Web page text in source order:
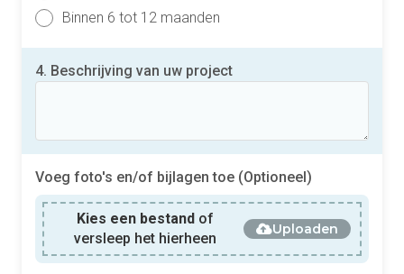
Binnen 6 tot 12 maanden
4. Beschrijving van uw project
Voeg foto's en/of bijlagen toe (Optioneel)
Kies een bestand of
versleep het hierheen
Uploaden